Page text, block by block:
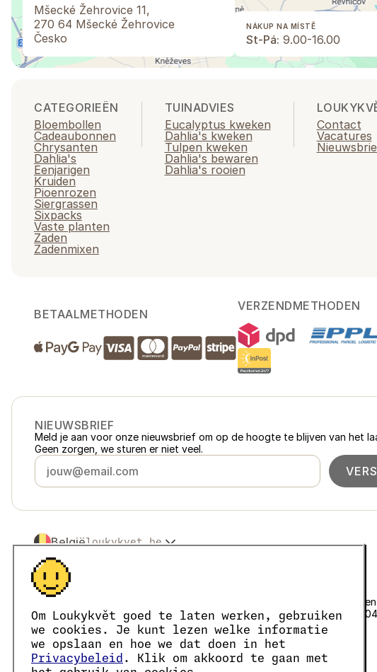
Om Loukykvět goed te laten werken, gebruiken
we cookies. Je kunt lezen welke informatie
we opslaan en hoe we dat doen in het
Privacybeleid . Klik om akkoord te gaan met
Mšecké Žehrovice 11,
270 64 Mšecké Žehrovice
Česko
NÁKUP NA MÍSTĚ
St-Pá: 9.00-16.00
CATEGORIEËN
Bloembollen
Cadeaubonnen
Chrysanten
Dahlia's
Eenjarigen
Kruiden
Pioenrozen
Siergrassen
Sixpacks
Vaste planten
Zaden
Zadenmixen
TUINADVIES
Eucalyptus kweken
Dahlia's kweken
Tulpen kweken
Dahlia's bewaren
Dahlia's rooien
Contact
Vacatures
BETAALMETHODEN
VERZENDMETHODEN
NIEUWSBRIEF
Meld je aan voor onze nieuwsbrief om op de hoogte te blijven van het
Geen zorgen, we sturen er niet veel.
Belgiëloukykvet.be
Česko
Slovensko
Polskaloukykvet.pl
Österreichloukykvet.at
Deutschlandloukykvet.de
Franceloukykvet.fr
Danmarkloukykvet.dk
© 2016 →
Loukykvět s.r.o. staat ingeschreven in het handelsregister van de
We zijn aangesloten bij het EKO-KOM-systeem onder nummer
Wij geven plantenpaspoorten af onder registratienummer 0636.
Ons registratienummer is 05663687, het btw-nummer is CZ05663687.
Het ID van de data box is eng827q.
Het EORI-nummer is CZ05663687.